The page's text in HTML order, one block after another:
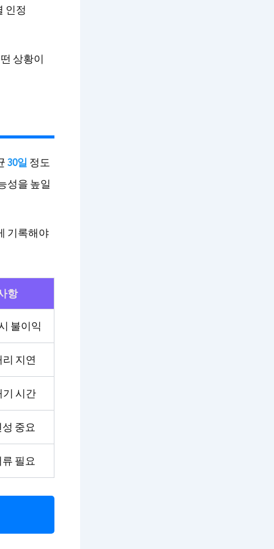
인정
상황이
30일 정도
성을 높일
기록해야
항
불이익
지연
기 시간
중요
필요